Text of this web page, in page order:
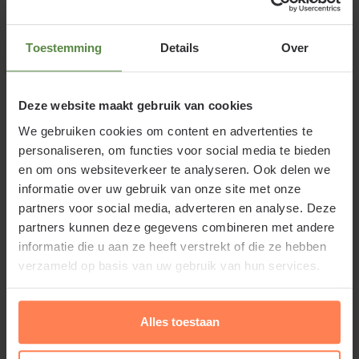
Toestemming Details Over
Deze website maakt gebruik van cookies
We gebruiken cookies om content en advertenties te
personaliseren, om functies voor social media te bieden
en om ons websiteverkeer te analyseren. Ook delen we
informatie over uw gebruik van onze site met onze
partners voor social media, adverteren en analyse. Deze
partners kunnen deze gegevens combineren met andere
informatie die u aan ze heeft verstrekt of die ze hebben
verzameld op basis van uw gebruik van hun services.
Alles toestaan
zijn recht; solitair of als haag en hij is mooi te
combineren met borderplanten. Rhododendron
'Madame Masson' is winterhard.
Standplaats Rhododendron 'Madame
Masson'
De Rododendron geeft de voorkeur aan een goed
doorlaatbare, droge tot vochtige, humusrijke, zurige
bodem. Gebruik daarom ruimtuinturf bij het